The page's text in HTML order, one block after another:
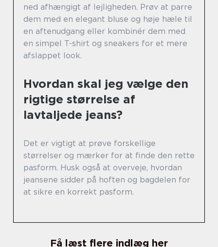
ned afhængigt af lejligheden. Prøv at parre
dem med en elegant bluse og høje hæle til
en aftenudgang eller kombinér dem med
en simpel T-shirt og sneakers for et mere
afslappet look.
Hvordan skal jeg vælge den
rigtige størrelse af
lavtaljede jeans?
Det er vigtigt at prøve forskellige
størrelser og mærker for at finde den rette
pasform. Husk også at overveje, hvordan
jeansene sidder på hoften og bagdelen for
at sikre en korrekt pasform.
Få læst flere indlæg her